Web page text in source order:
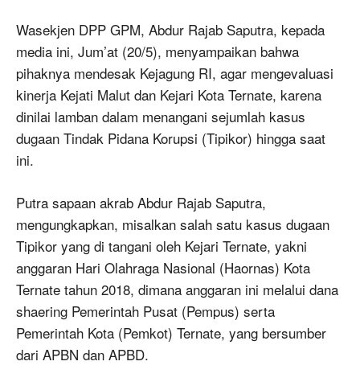
Wasekjen DPP GPM, Abdur Rajab Saputra, kepada
media ini, Jum’at (20/5), menyampaikan bahwa
pihaknya mendesak Kejagung RI, agar mengevaluasi
kinerja Kejati Malut dan Kejari Kota Ternate, karena
dinilai lamban dalam menangani sejumlah kasus
dugaan Tindak Pidana Korupsi (Tipikor) hingga saat
ini.
Putra sapaan akrab Abdur Rajab Saputra,
mengungkapkan, misalkan salah satu kasus dugaan
Tipikor yang di tangani oleh Kejari Ternate, yakni
anggaran Hari Olahraga Nasional (Haornas) Kota
Ternate tahun 2018, dimana anggaran ini melalui dana
shaering Pemerintah Pusat (Pempus) serta
Pemerintah Kota (Pemkot) Ternate, yang bersumber
dari APBN dan APBD.